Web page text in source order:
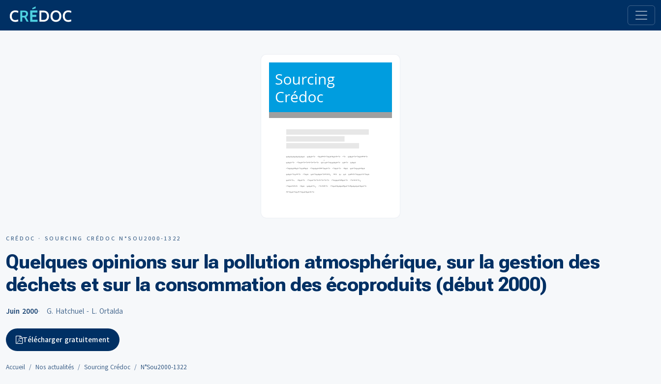
CRÉDOC · SOURCING CRÉDOC N°SOU2000-1322
Quelques opinions sur la pollution atmosphérique, sur la gestion des
déchets et sur la consommation des écoproduits (début 2000)
Juin 2000 G. Hatchuel - L. Ortalda
Télécharger gratuitement
Accueil Nos actualités Sourcing Crédoc N°Sou2000-1322